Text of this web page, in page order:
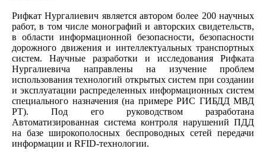
Рифкат Нургалиевич является автором более 200 научных
работ, в том числе монографий и авторских свидетельств,
в области информационной безопасности, безопасности
дорожного движения и интеллектуальных транспортных
систем. Научные разработки и исследования Рифката
Нургалиевича направлены на изучение проблем
использования технологий открытых систем при создании
и эксплуатации распределенных информационных систем
специального назначения (на примере РИС ГИБДД МВД
РТ). Под его руководством разработана
Автоматизированная система контроля нарушений ПДД
на базе широкополосных беспроводных сетей передачи
информации и RFID-технологии.